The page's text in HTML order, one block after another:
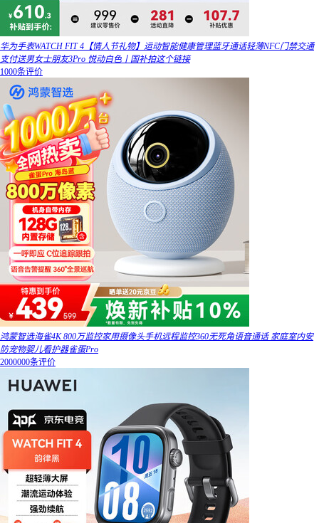
华为手表WATCH FIT 4【情人节礼物】运动智能健康管理蓝牙通话轻薄NFC门禁交通
支付送男女士朋友3Pro 悦动白色丨国补拍这个链接
1000条评价
鸿蒙智选海雀4K 800万监控家用摄像头手机远程监控360无死角语音通话 家庭室内安
防宠物婴儿看护器雀蛋Pro
2000000条评价